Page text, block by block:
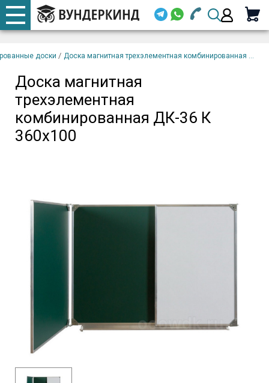
+7 920 668-08-98
+7 920 668-08-98
Email
трехэлементная
комбинированная ДК-36
корзину
доски / Доска магнитная трехэлементная комбинированная ...
Доска магнитная
трехэлементная
комбинированная ДК-36 К
360х100